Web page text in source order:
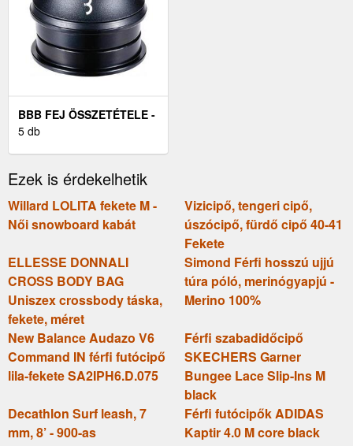
BBB FEJ ÖSSZETÉTELE -
SEMI-INTEGRATED -
5 db
Ezek is érdekelhetik
Willard LOLITA fekete M -
Női snowboard kabát
Vizicipő, tengeri cipő,
úszócipő, fürdő cipő 40-41
Fekete
ELLESSE DONNALI
CROSS BODY BAG
Uniszex crossbody táska,
fekete, méret
Simond Férfi hosszú ujjú
túra póló, merinógyapjú -
Merino 100%
New Balance Audazo V6
Command IN férfi futócipő
lila-fekete SA2IPH6.D.075
Férfi szabadidőcipő
SKECHERS Garner
Bungee Lace Slip-Ins M
black
Decathlon Surf leash, 7
mm, 8’ - 900-as
Férfi futócipők ADIDAS
Kaptir 4.0 M core black